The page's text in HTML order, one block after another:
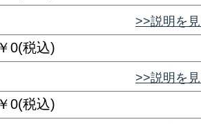
>>説明を
>>説明を